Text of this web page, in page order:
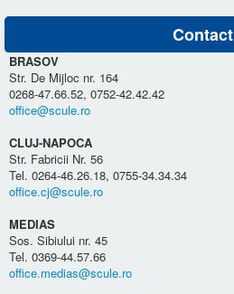
Contact
BRASOV
Str. De Mijloc nr. 164
0268-47.66.52, 0752-42.42.42
office@scule.ro
CLUJ-NAPOCA
Str. Fabricii Nr. 56
Tel. 0264-46.26.18, 0755-34.34.34
office.cj@scule.ro
MEDIAS
Sos. Sibiului nr. 45
Tel. 0369-44.57.66
office.medias@scule.ro